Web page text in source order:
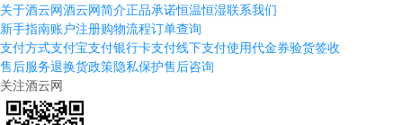
关于酒云网酒云网简介正品承诺恒温恒湿联系我们
新手指南账户注册购物流程订单查询
支付方式支付宝支付银行卡支付线下支付使用代金券验货签收
售后服务退换货政策隐私保护售后咨询
关注酒云网